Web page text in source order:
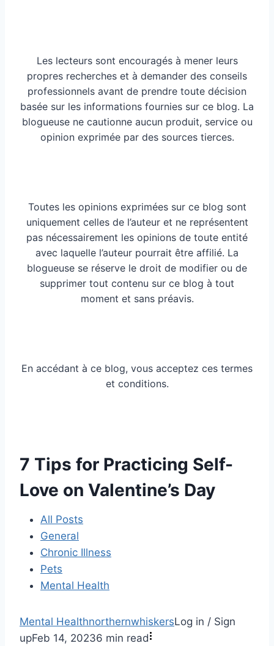
Les lecteurs sont encouragés à mener leurs
propres recherches et à demander des conseils
professionnels avant de prendre toute décision
basée sur les informations fournies sur ce blog. La
blogueuse ne cautionne aucun produit, service ou
opinion exprimée par des sources tierces.
Toutes les opinions exprimées sur ce blog sont
uniquement celles de l’auteur et ne représentent
pas nécessairement les opinions de toute entité
avec laquelle l’auteur pourrait être affilié. La
blogueuse se réserve le droit de modifier ou de
supprimer tout contenu sur ce blog à tout
moment et sans préavis.
En accédant à ce blog, vous acceptez ces termes
et conditions.
7 Tips for Practicing Self-
Love on Valentine’s Day
All Posts
General
Chronic Illness
Pets
Mental Health
Mental HealthnorthernwhiskersLog in / Sign
upFeb 14, 20236 min read